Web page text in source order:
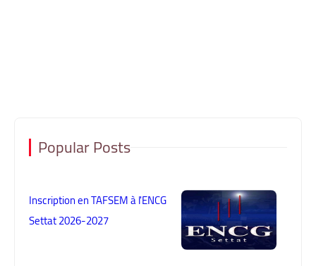
Popular Posts
Inscription en TAFSEM à l'ENCG
Settat 2026-2027